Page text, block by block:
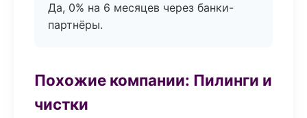
Да, 0% на 6 месяцев через банки-
партнёры.
Похожие компании: Пилинги и
чистки